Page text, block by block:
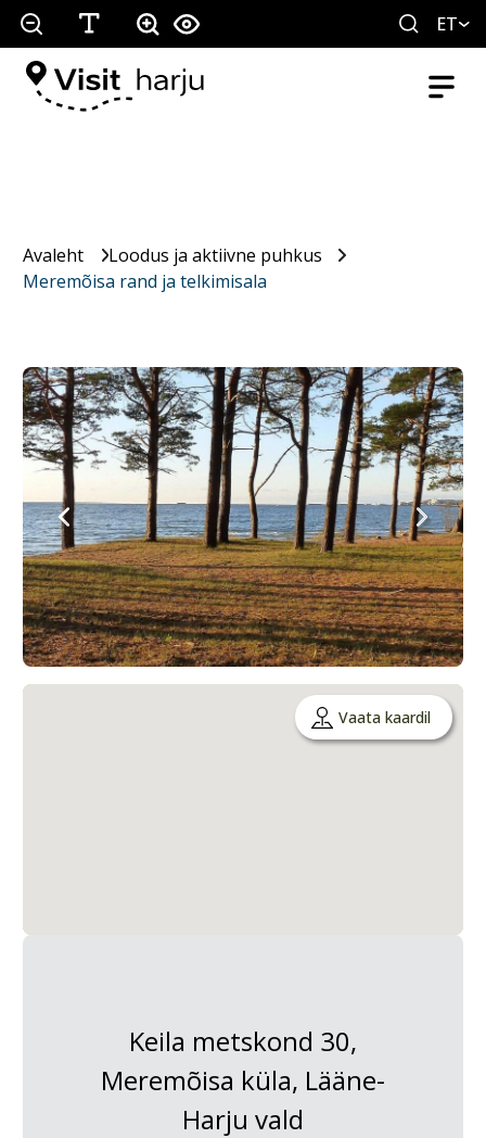
ET
Avaleht
Loodus ja aktiivne puhkus
Meremõisa rand ja telkimisala
Vaata kaardil
Keila metskond 30,
Meremõisa küla, Lääne-
Harju vald